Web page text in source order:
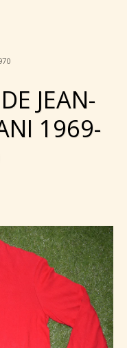
JEAN-
1969-